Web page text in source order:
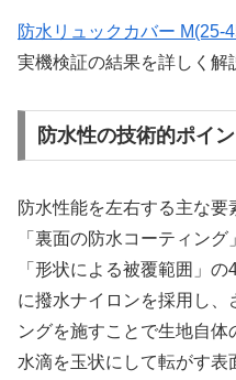
防水リュックカバー M(25-
実機検証の結果を詳しく解
防水性の技術的ポイ
防水性能を左右する主な要
「裏面の防水コーティン
「形状による被覆範囲」
に撥水ナイロンを採用し、
ングを施すことで生地自
水滴を玉状にして転がす表